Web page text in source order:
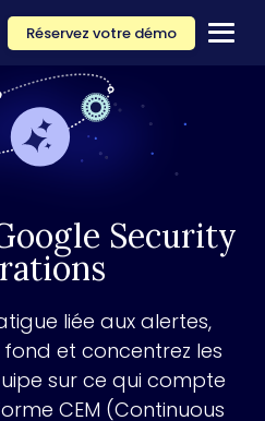
Réservez votre démo
Security
liée aux alertes,
et concentrez les
sur ce qui compte
CEM (Continuous